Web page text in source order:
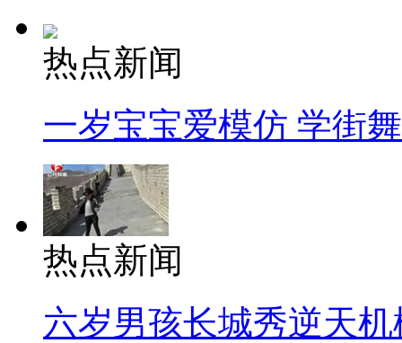
热点新闻
一岁宝宝爱模仿 学街
热点新闻
六岁男孩长城秀逆天机